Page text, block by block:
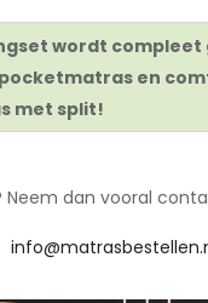
wordt compleet
en
met split!
Neem dan vooral